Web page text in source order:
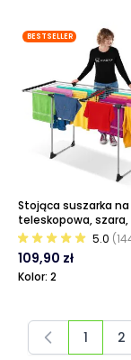
BESTSELLER
Stojąca suszarka
teleskopowa, szara,
cm
5.0
109,90 zł
Kolor: 2
1 2